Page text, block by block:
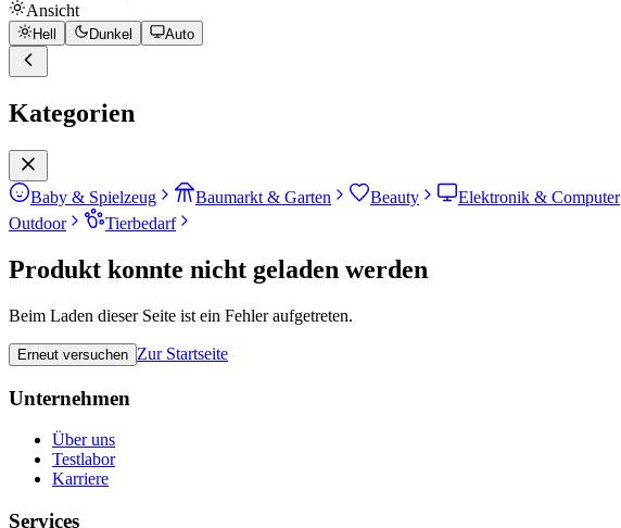
Ansicht
Hell Dunkel Auto
Kategorien
Baby & Spielzeug Baumarkt & Garten Beauty Elektronik & Computer
Outdoor
Tierbedarf
Produkt konnte nicht geladen werden
Beim Laden dieser Seite ist ein Fehler aufgetreten.
Erneut versuchen Zur Startseite
Unternehmen
Über uns
Testlabor
Karriere
Services